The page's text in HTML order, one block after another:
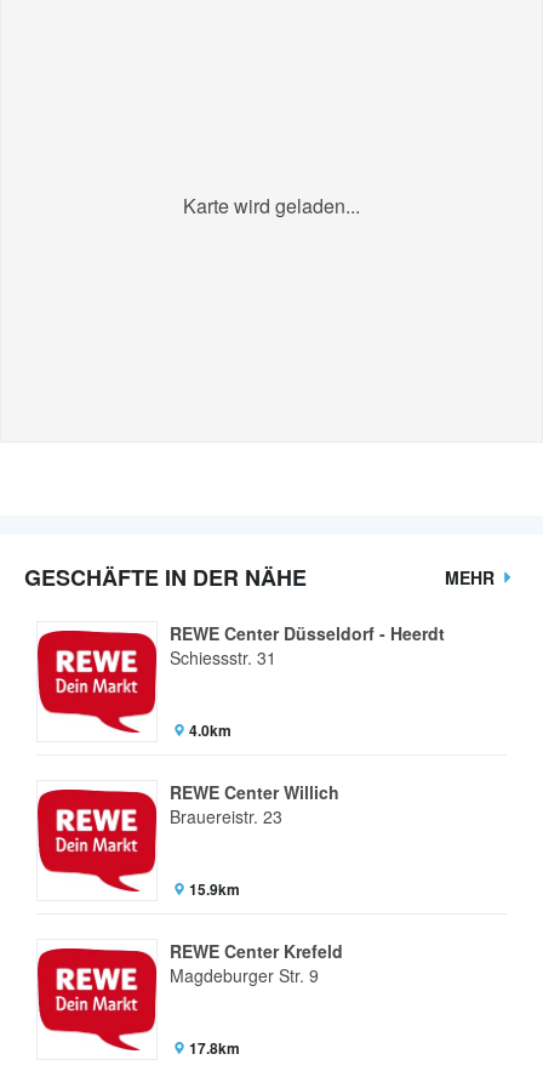
Karte wird geladen...
GESCHÄFTE IN DER NÄHE MEHR
REWE Center Düsseldorf - Heerdt
Schiessstr. 31
4.0km
REWE Center Willich
Brauereistr. 23
15.9km
REWE Center Krefeld
Magdeburger Str. 9
17.8km